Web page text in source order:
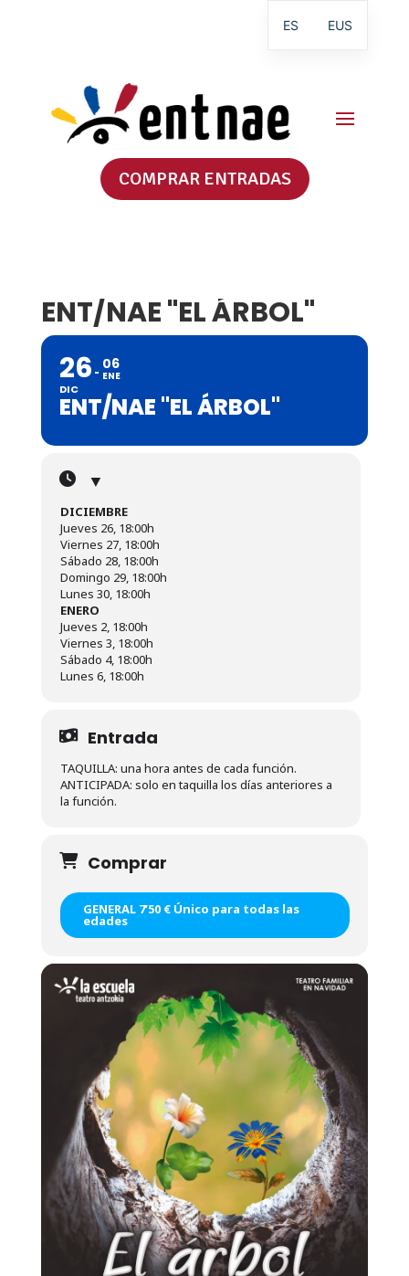
COMPRAR ENTRADAS
ENT/NAE "EL ÁRBOL"
26
DIC
06
ENE
ENT/NAE "EL ÁRBOL"
▼
DICIEMBRE
Jueves 26, 18:00h
Viernes 27, 18:00h
Sábado 28, 18:00h
Domingo 29, 18:00h
Lunes 30, 18:00h
ENERO
Jueves 2, 18:00h
Viernes 3, 18:00h
Sábado 4, 18:00h
Lunes 6, 18:00h
Entrada
TAQUILLA: una hora antes de cada función.
ANTICIPADA: solo en taquilla los días anteriores a
la función.
Comprar
GENERAL 7’50 € Único para todas las
edades
ES EUS